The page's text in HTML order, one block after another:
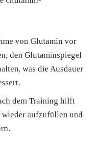
von Glutamin vor
den Glutaminspiegel
was die Ausdauer
dem Training hilft
aufzufüllen und